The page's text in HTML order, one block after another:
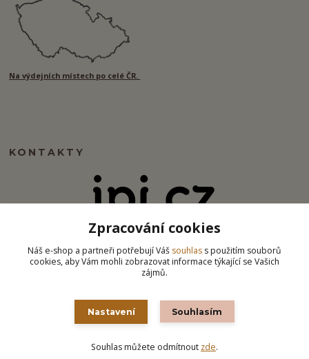
Na výdejních místech po celé ČR.
KONTAKTY
info@ipj.cz
Vytvořeno na Eshop-rychle.cz
Zpracování cookies
Náš e-shop a partneři potřebují Váš souhlas s použitím souborů
cookies, aby Vám mohli zobrazovat informace týkající se Vašich
zájmů.
Nastavení Souhlasím
Souhlas můžete odmítnout zde.